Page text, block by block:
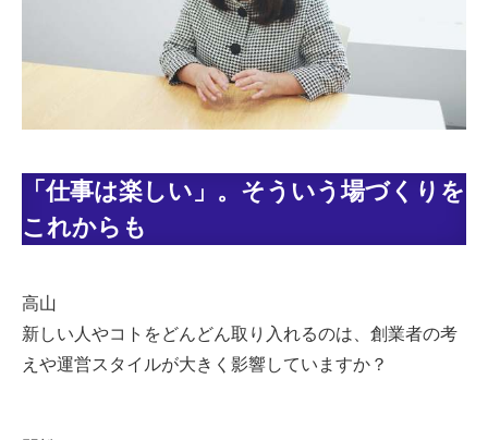
「仕事は楽しい」。そういう場づくりを
これからも
高山
新しい人やコトをどんどん取り入れるのは、創業者の考
えや運営スタイルが大きく影響していますか？